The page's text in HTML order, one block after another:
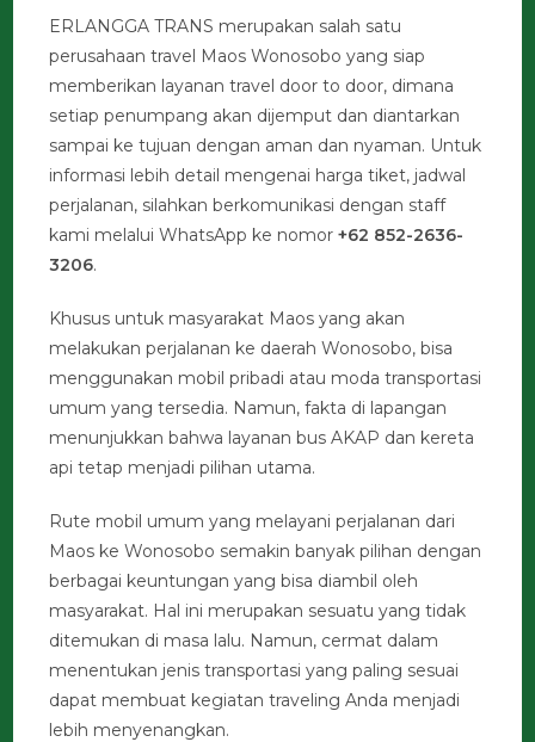
ERLANGGA TRANS merupakan salah satu
perusahaan travel Maos Wonosobo yang siap
memberikan layanan travel door to door, dimana
setiap penumpang akan dijemput dan diantarkan
sampai ke tujuan dengan aman dan nyaman. Untuk
informasi lebih detail mengenai harga tiket, jadwal
perjalanan, silahkan berkomunikasi dengan staff
kami melalui WhatsApp ke nomor+62 852-2636-
3206.
Khusus untuk masyarakat Maos yang akan
melakukan perjalanan ke daerah Wonosobo, bisa
menggunakan mobil pribadi atau moda transportasi
umum yang tersedia. Namun, fakta di lapangan
menunjukkan bahwa layanan bus AKAP dan kereta
api tetap menjadi pilihan utama.
Rute mobil umum yang melayani perjalanan dari
Maos ke Wonosobo semakin banyak pilihan dengan
berbagai keuntungan yang bisa diambil oleh
masyarakat. Hal ini merupakan sesuatu yang tidak
ditemukan di masa lalu. Namun, cermat dalam
menentukan jenis transportasi yang paling sesuai
dapat membuat kegiatan traveling Anda menjadi
lebih menyenangkan.